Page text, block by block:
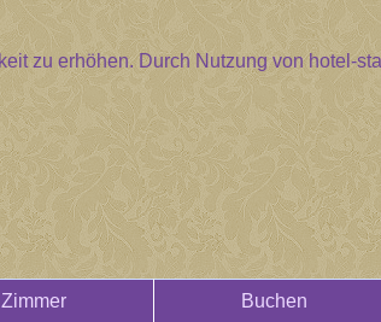
zu erhöhen. Durch Nutzung von hotel-
Zimmer Buchen